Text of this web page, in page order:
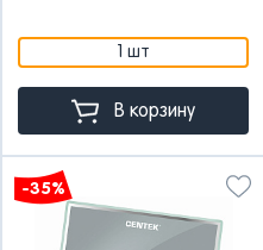
1 шт
В корзину
-35%